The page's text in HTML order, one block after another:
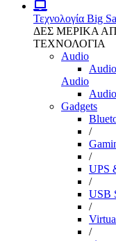
Τεχνολογία Big
ΔΕΣ ΜΕΡΙΚΑ
ΤΕΧΝΟΛΟΓΙΑ
Audio
Audio
Gadgets
/
/
UPS
/
USB
/
/